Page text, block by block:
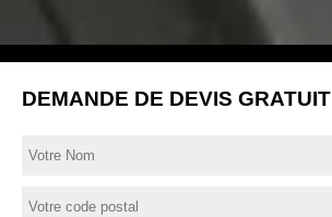
DEMANDE DE DEVIS GRATUIT